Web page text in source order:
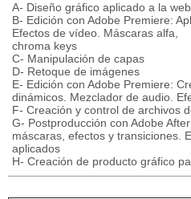
A- Diseño gráfico aplicado a la web
B- Edición con Adobe Premiere:
Efectos de vídeo. Máscaras alfa,
chroma keys
C- Manipulación de capas
D- Retoque de imágenes
E- Edición con Adobe Premiere:
dinámicos. Mezclador de audio.
F- Creación y control de archivos
G- Postproducción con Adobe
máscaras, efectos y transiciones.
aplicados
H- Creación de producto gráfico